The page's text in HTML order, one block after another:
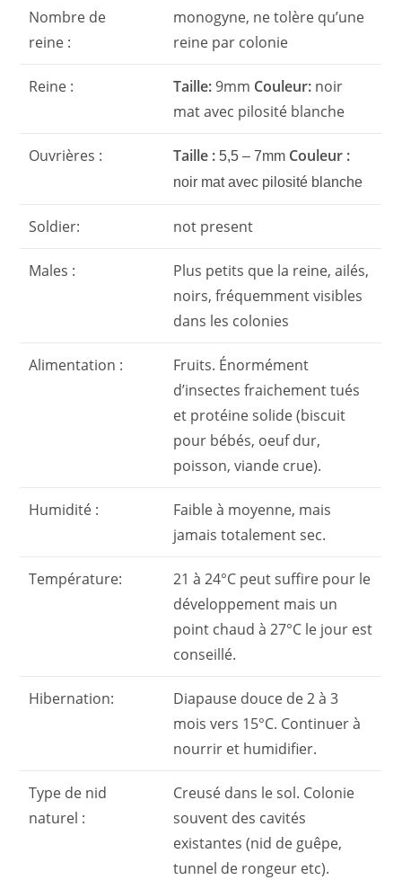
Nombre de
reine :
monogyne, ne tolère qu’une
reine par colonie
Reine : Taille: 9mm Couleur: noir
mat avec pilosité blanche
Ouvrières : Taille : 5,5 – 7mm Couleur :
noir mat avec pilosité blanche
Soldier: not present
Males :
Plus petits que la reine, ailés,
noirs, fréquemment visibles
dans les colonies
Alimentation :
Fruits. Énormément
d’insectes fraichement tués
et protéine solide (biscuit
pour bébés, oeuf dur,
poisson, viande crue).
Humidité :
Faible à moyenne, mais
jamais totalement sec.
Température:
21 à 24°C peut suffire pour le
développement mais un
point chaud à 27°C le jour est
conseillé.
Hibernation:
Diapause douce de 2 à 3
mois vers 15°C. Continuer à
nourrir et humidifier.
Type de nid
naturel :
Creusé dans le sol. Colonie
souvent des cavités
existantes (nid de guêpe,
tunnel de rongeur etc).